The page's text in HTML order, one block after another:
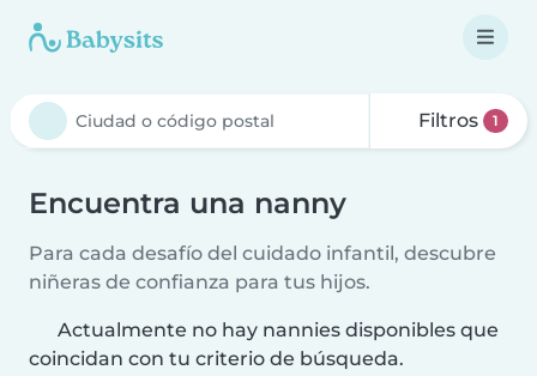
Filtros 1
Encuentra una nanny
Para cada desafío del cuidado infantil, descubre
niñeras de confianza para tus hijos.
Actualmente no hay nannies disponibles que
coincidan con tu criterio de búsqueda.